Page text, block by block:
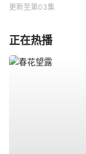
更新至第03集
正在热播